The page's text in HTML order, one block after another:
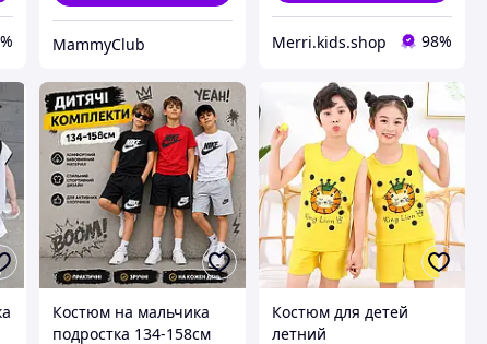
MammyClub Merri.kids.shop 98%
Костюм на мальчика
подростка 134-158см
Костюм для детей
летний